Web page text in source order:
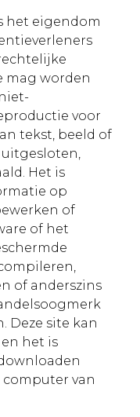
het eigendom
mag worden
voor
tekst, beeld of
Het is
op
of
of het
of anderszins
Deze site kan
het is
van